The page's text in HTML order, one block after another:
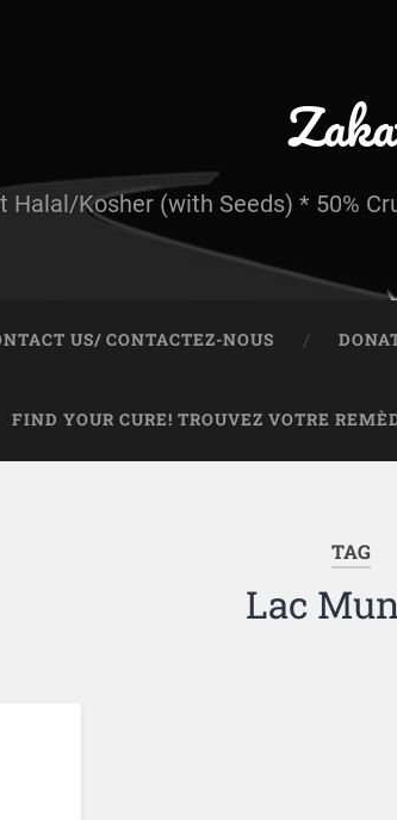
Halal/Kosher (with Seeds) * 50%
US/ CONTACTEZ-NOUS
FIND YOUR CURE! TROUVEZ VOTRE
TAG
Lac